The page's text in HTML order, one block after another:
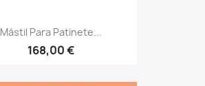
Mástil Para Patinete...
168,00 €